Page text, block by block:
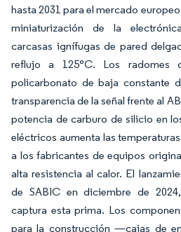
hasta 2031 para el mercado
miniaturización de la
carcasas ignífugas de pared
reflujo a 125°C. Los radomes
policarbonato de baja constante
transparencia de la señal frente al
potencia de carburo de silicio en
eléctricos aumenta las
a los fabricantes de equipos
alta resistencia al calor. El
de SABIC en diciembre de
captura esta prima. Los
para la construcción —cajas de